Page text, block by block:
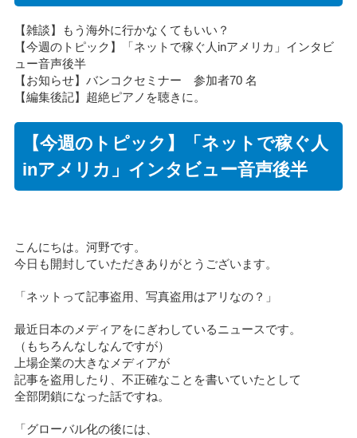
【雑談】もう海外に行かなくてもいい？
【今週のトピック】「ネットで稼ぐ人inアメリカ」インタビ
ュー音声後半
【お知らせ】バンコクセミナー 参加者70 名
【編集後記】超絶ピアノを聴きに。
【今週のトピック】「ネットで稼ぐ人
inアメリカ」インタビュー音声後半
こんにちは。河野です。
今日も開封していただきありがとうございます。
「ネットって記事盗用、写真盗用はアリなの？」
最近日本のメディアをにぎわしているニュースです。
（もちろんなしなんですが）
上場企業の大きなメディアが
記事を盗用したり、不正確なことを書いていたとして
全部閉鎖になった話ですね。
「グローバル化の後には、